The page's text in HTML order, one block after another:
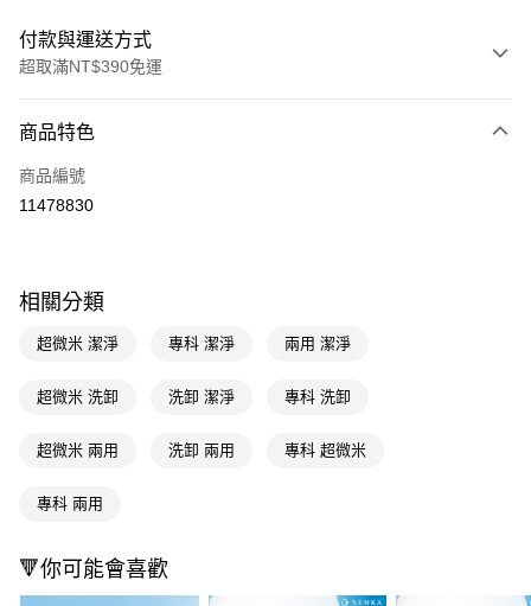
付款與運送方式
超取滿NT$390免運
POYA支付
信用卡一次付款
悠遊付
Google Pay
AFTEE先享後付
AFTEE先享後付是「在收到商品之後才付款」的支付方式。 讓您購物簡單
便利好安心！
即享券
商品特色
商品編號
11478830
相關分類
超微米 潔淨 專科 潔淨 兩用 潔淨
超微米 洗卸 洗卸 潔淨 專科 洗卸
超微米 兩用 洗卸 兩用 專科 超微米
專科 兩用
🔻你可能會喜歡